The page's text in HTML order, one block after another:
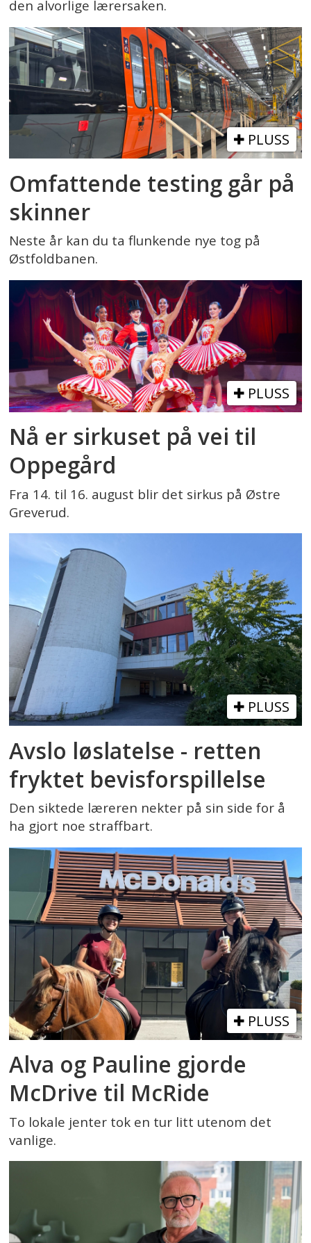
den alvorlige lærersaken.
PLUSS
Omfattende testing går på
skinner
Neste år kan du ta flunkende nye tog på
Østfoldbanen.
PLUSS
Nå er sirkuset på vei til
Oppegård
Fra 14. til 16. august blir det sirkus på Østre
Greverud.
PLUSS
Avslo løslatelse - retten
fryktet bevisforspillelse
Den siktede læreren nekter på sin side for å
ha gjort noe straffbart.
PLUSS
Alva og Pauline gjorde
McDrive til McRide
To lokale jenter tok en tur litt utenom det
vanlige.